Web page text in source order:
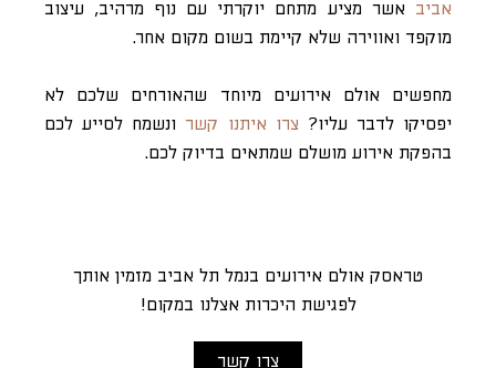
אביב אשר מציע מתחם יוקרתי עם נוף מרהיב, עיצוב
מוקפד ואווירה שלא קיימת בשום מקום אחר.
מחפשים אולם אירועים מיוחד שהאורחים שלכם לא
יפסיקו לדבר עליו? צרו איתנו קשר ונשמח לסייע לכם
בהפקת אירוע מושלם שמתאים בדיוק לכם.
טראסק אולם אירועים בנמל תל אביב מזמין אותך
לפגישת היכרות אצלנו במקום!
צרו קשר